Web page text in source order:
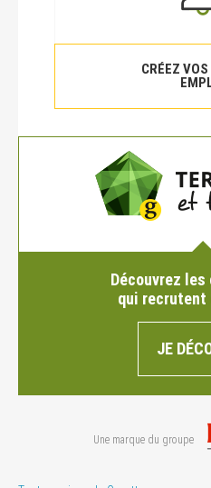
CRÉEZ
Découvrez
qui
JE
Une marque du groupe